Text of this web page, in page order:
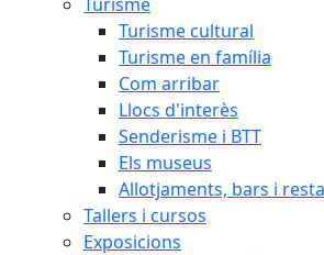
Turisme cultural
Turisme en família
Com arribar
Llocs d'interès
Senderisme i BTT
Els museus
Allotjaments, bars i
Tallers i cursos
Exposicions